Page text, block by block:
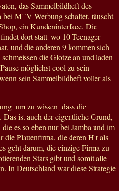
das Sammelbildheft des
bei MTV Werbung schaltet, täuscht
ein Kundeninterface. Die
dort statt, wo 10 Teenager
und die anderen 9 kommen sich
die Glotze an und laden
möglichst cool zu sein –
sein Sammelbildheft voller als
um zu wissen, dass die
ist auch der eigentliche Grund,
es so eben nur bei Jamba und im
die Plattenfirma, die deren Hit als
geht darum, die einzige Firma zu
Stars gibt und somit alle
In Deutschland war diese Strategie